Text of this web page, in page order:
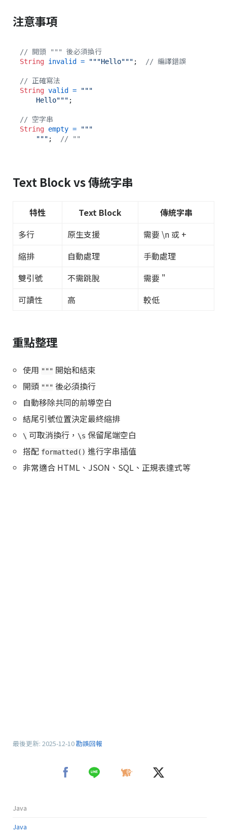
注意事項
// 開頭 """ 後必須換行
String invalid = """Hello""" ; // 編譯錯誤
// 正確寫法
String valid =
"""
    Hello"""
;
// 空字串
String empty =
"""
    """
; // ""
Text Block vs 傳統字串
特性 Text Block
傳統字串
多行
原生支援
需要 \n 或 +
縮排
自動處理
手動處理
雙引號
不需跳脫
需要 "
可讀性
高 較低
重點整理
使用 """ 開始和結束
開頭 """ 後必須換行
自動移除共同的前導空白
結尾引號位置決定最終縮排
\ 可取消換行， \s 保留尾端空白
搭配 formatted() 進行字串插值
非常適合 HTML、JSON、SQL、正規表達式等
最後更新: 2025-12-10勘誤回報
Java
Java